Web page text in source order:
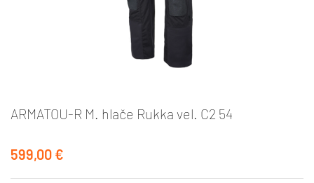
ARMATOU-R M. hlače Rukka vel. C2 54
599,00 €